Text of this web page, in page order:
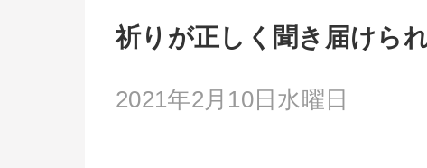
祈りが正しく聞き届けら
2021年2月10日水曜日